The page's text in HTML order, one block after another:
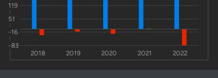
2018 2019 2020 2021 2022
119
51
-16
-83